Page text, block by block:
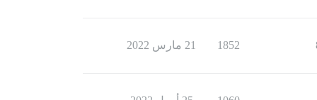
1852 21 مارس 2022